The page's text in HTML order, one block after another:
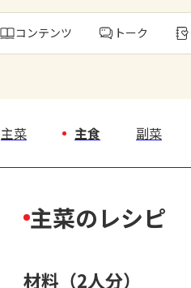
コンテンツ トーク
主菜 主食 副菜
主菜のレシピ
材料（2人分）